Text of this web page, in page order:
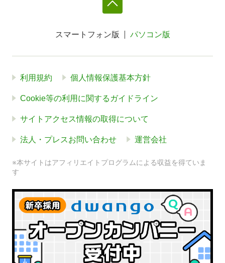
スマートフォン版 パソコン版
利用規約 個人情報保護基本方針
Cookie等の利用に関するガイドライン
サイトアクセス情報の取得について
法人・プレスお問い合わせ 運営会社
※本サイトはアフィリエイトプログラムによる収益を得ていま
す